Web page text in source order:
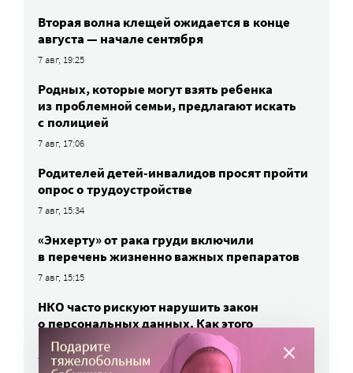
Вторая волна клещей ожидается в конце
августа — начале сентября
7 авг, 19:25
Родных, которые могут взять ребенка
из проблемной семьи, предлагают искать
с полицией
7 авг, 17:06
Родителей детей-инвалидов просят пройти
опрос о трудоустройстве
7 авг, 15:34
«Энхерту» от рака груди включили
в перечень жизненно важных препаратов
7 авг, 15:15
НКО часто рискуют нарушить закон
о персональных данных. Как этого
избежать?
7 авг, 13:13